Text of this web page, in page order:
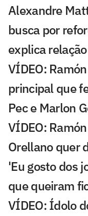
Alexandre
busca por
explica
VÍDEO:
principal que
Pec e Marlon
VÍDEO:
Orellano quer
'Eu gosto dos
que queiram
VÍDEO: Ídolo